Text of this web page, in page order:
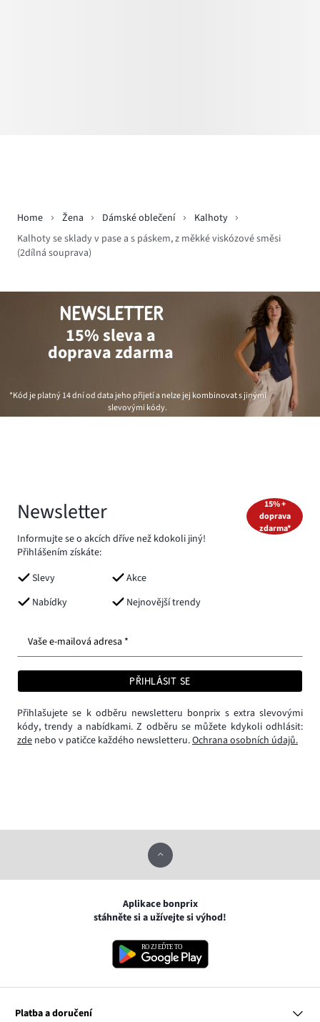
Home Žena Dámské oblečení
Kalhoty
Kalhoty se sklady v pase a s páskem, z měkké viskózové směsi
(2dílná souprava)
NEWSLETTER
15% sleva a
doprava zdarma
*Kód je platný 14 dní od data jeho přijetí a nelze jej kombinovat s jinými
slevovými kódy.
Newsletter
Informujte se o akcích dříve než kdokoli jiný!
Přihlášením získáte:
Slevy
Akce
Nabídky
Nejnovější trendy
15% +
doprava
zdarma*
Vaše e-mailová adresa *
PŘIHLÁSIT SE
Přihlašujete se k odběru newsletteru bonprix s extra slevovými
kódy, trendy a nabídkami. Z odběru se můžete kdykoli odhlásit:
zde nebo v patičce každého newsletteru.Ochrana osobních údajů.
Aplikace bonprix
stáhněte si a užívejte si výhod!
Platba a doručení